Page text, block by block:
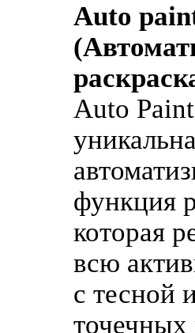
Auto
Auto
функция
которая
всю
с тесной
точечных